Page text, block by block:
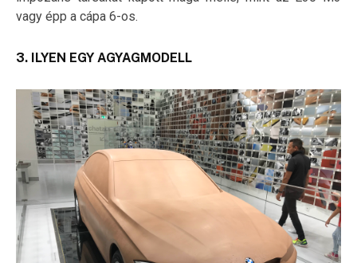
vagy épp a cápa 6-os.
3. ILYEN EGY AGYAGMODELL